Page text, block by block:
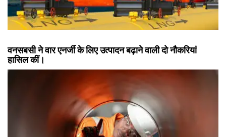
वनसबसी ने वार एनर्जी के लिए उत्पादन बढ़ाने वाली दो नौकरियां
हासिल कीं।